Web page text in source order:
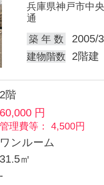
兵庫県神戸市中
通
築 年 数
2005/
建物階数 2階建
2階
60,000 円
管理費等： 4,500円
ワンルーム
31.5㎡
-